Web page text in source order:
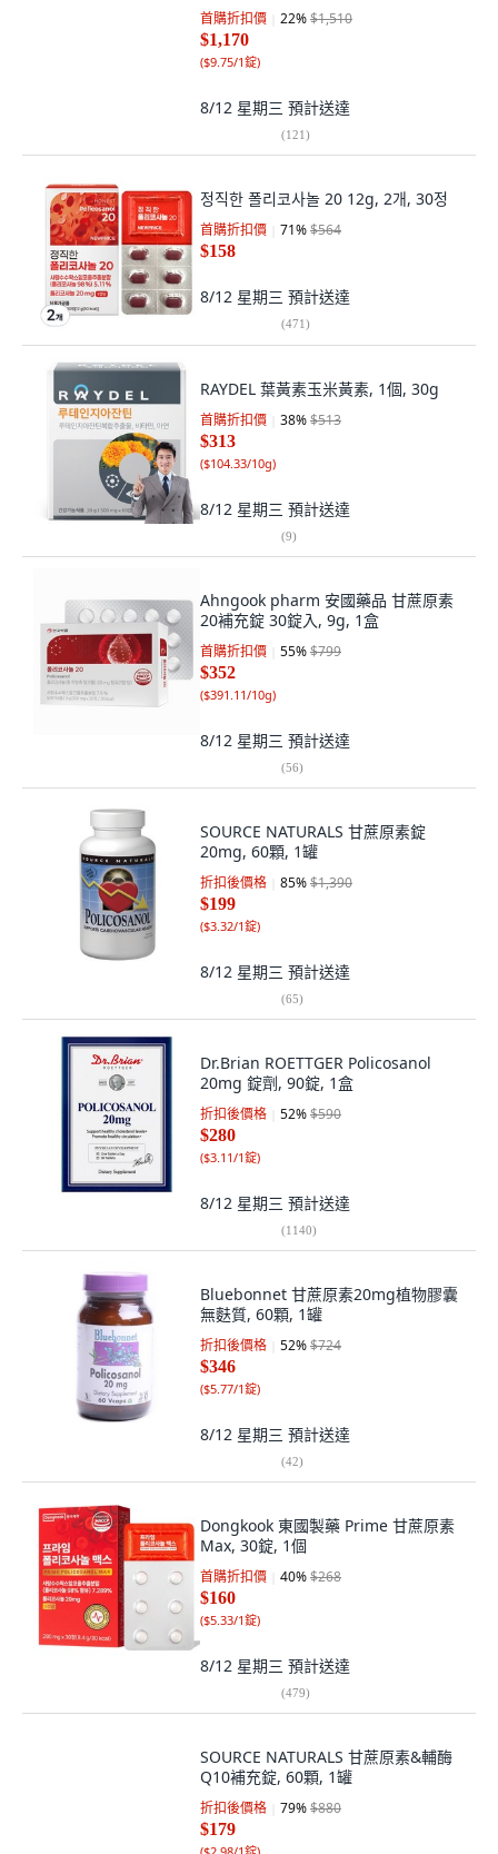
首購折扣價 22%$1,510
$1,170
($9.75/1錠)
8/12 星期三 預計送達
(121)
정직한 폴리코사놀 20 12g, 2개, 30정
首購折扣價 71%$564
$158
8/12 星期三 預計送達
(471)
RAYDEL 葉黃素玉米黃素, 1個, 30g
首購折扣價 38%$513
$313
($104.33/10g)
8/12 星期三 預計送達
(9)
Ahngook pharm 安國藥品 甘蔗原素
20補充錠 30錠入, 9g, 1盒
首購折扣價 55%$799
$352
($391.11/10g)
8/12 星期三 預計送達
(56)
SOURCE NATURALS 甘蔗原素錠
20mg, 60顆, 1罐
折扣後價格 85%$1,390
$199
($3.32/1錠)
8/12 星期三 預計送達
(65)
Dr.Brian ROETTGER Policosanol
20mg 錠劑, 90錠, 1盒
折扣後價格 52%$590
$280
($3.11/1錠)
8/12 星期三 預計送達
(1140)
Bluebonnet 甘蔗原素20mg植物膠囊
無麩質, 60顆, 1罐
折扣後價格 52%$724
$346
($5.77/1錠)
8/12 星期三 預計送達
(42)
Dongkook 東國製藥 Prime 甘蔗原素
Max, 30錠, 1個
首購折扣價 40%$268
$160
($5.33/1錠)
8/12 星期三 預計送達
(479)
SOURCE NATURALS 甘蔗原素&輔酶
Q10補充錠, 60顆, 1罐
折扣後價格 79%$880
$179